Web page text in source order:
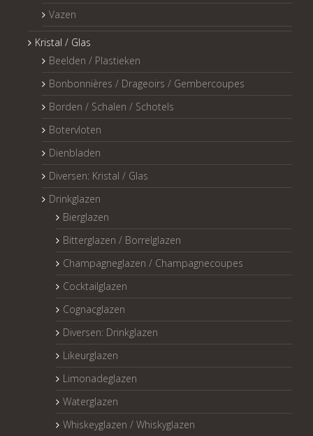
Vazen
Kristal / Glas
Beelden / Plastieken
Bonbonnières / Drageoirs / Gembercoupes
Borden / Schalen / Schotels
Botervloten
Dienbladen
Diversen: Kristal / Glas
Drinkglazen
Bierglazen
Bitterglazen / Borrelglazen
Champagneglazen / Champagnecoupes
Cocktailglazen
Cognacglazen
Diversen: Drinkglazen
Likeurglazen
Limonadeglazen
Waterglazen
Whiskeyglazen / Whiskyglazen